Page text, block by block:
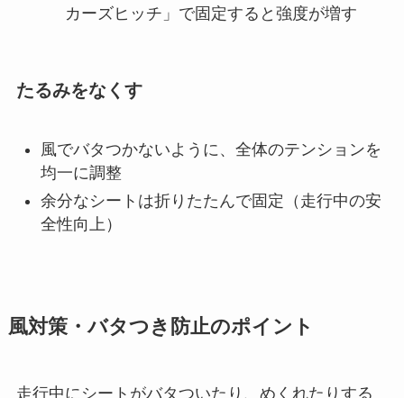
カーズヒッチ」で固定すると強度が増す
たるみをなくす
風でバタつかないように、全体のテンションを
均一に調整
余分なシートは折りたたんで固定（走行中の安
全性向上）
風対策・バタつき防止のポイント
走行中にシートがバタついたり、めくれたりする